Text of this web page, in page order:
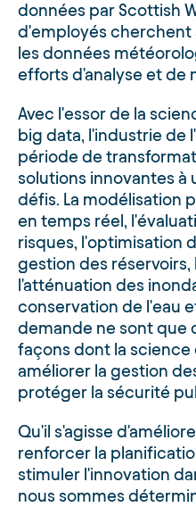
données par Scottish
d'employés
les données
efforts d'analyse et de
Avec l'essor de la
big data, l'industrie de
période de
solutions innovantes à
défis. La modélisation
en temps réel,
risques, l'optimisation
gestion des réservoirs,
l'atténuation des
conservation de l'eau
demande ne sont que
façons dont la
améliorer la gestion
protéger la sécurité
Qu'il s'agisse
renforcer la
stimuler l'innovation
nous sommes